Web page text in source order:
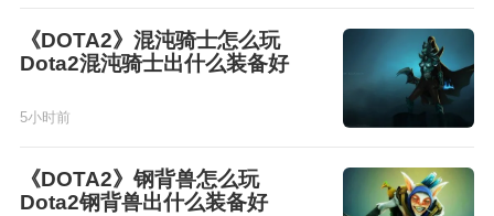
《DOTA2》混沌骑士怎么玩
Dota2混沌骑士出什么装备好
5小时前
《DOTA2》钢背兽怎么玩
Dota2钢背兽出什么装备好